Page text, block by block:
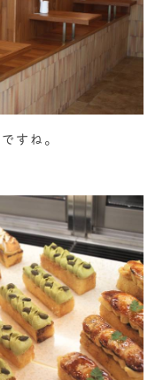
すね。